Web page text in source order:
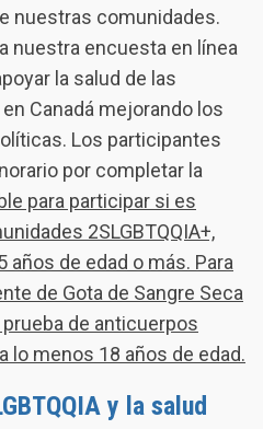
nuestras comunidades.
nuestra encuesta en línea
la salud de las
Canadá mejorando los
Los participantes
por completar la
para participar si es
2SLGBTQQIA+,
años de edad o más. Para
de Gota de Sangre Seca
prueba de anticuerpos
lo menos 18 años de edad.
y la salud